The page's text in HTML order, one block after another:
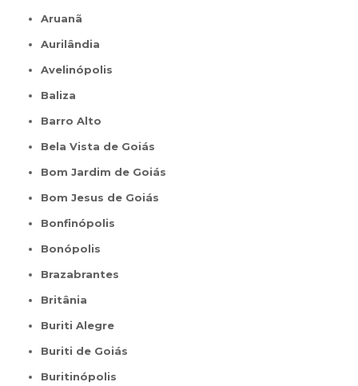
Aruanã
Aurilândia
Avelinópolis
Baliza
Barro Alto
Bela Vista de Goiás
Bom Jardim de Goiás
Bom Jesus de Goiás
Bonfinópolis
Bonópolis
Brazabrantes
Britânia
Buriti Alegre
Buriti de Goiás
Buritinópolis